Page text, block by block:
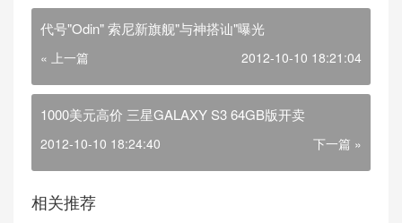
代号"Odin" 索尼新旗舰"与神搭讪"曝光
« 上一篇 2012-10-10 18:21:04
1000美元高价 三星GALAXY S3 64GB版开卖
2012-10-10 18:24:40 下一篇 »
相关推荐